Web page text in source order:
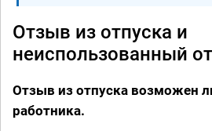
Отзыв из отпуска и
неиспользованный
Отзыв из отпуска возможен
работника.